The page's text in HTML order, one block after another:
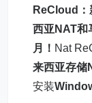
ReCloud：
西亚NAT和
月！ Nat
来西亚存储
安装